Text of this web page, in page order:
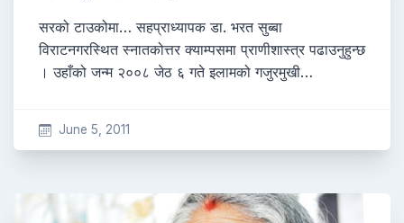
सरको टाउकोमा… सहप्राध्यापक डा. भरत सुब्बा
विराटनगरस्थित स्नातकोत्तर क्याम्पसमा प्राणीशास्त्र पढाउनुहुन्छ
। उहाँको जन्म २००८ जेठ ६ गते इलामको गजुरमुखी…
June 5, 2011